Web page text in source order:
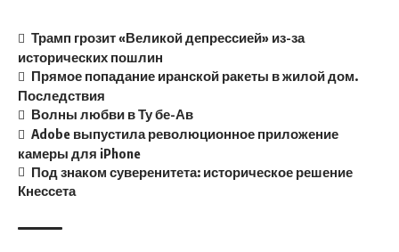
Трамп грозит «Великой депрессией» из-за
исторических пошлин
Прямое попадание иранской ракеты в жилой дом.
Последствия
Волны любви в Ту бе-Ав
Adobe выпустила революционное приложение
камеры для iPhone
Под знаком суверенитета: историческое решение
Кнессета